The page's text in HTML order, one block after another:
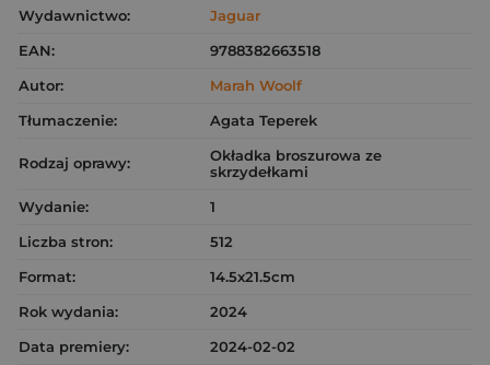
Wydawnictwo:
Jaguar
EAN:
9788382663518
Autor:
Marah Woolf
Tłumaczenie:
Agata Teperek
Rodzaj oprawy:
Okładka broszurowa ze
skrzydełkami
Wydanie:
1
Liczba stron:
512
Format:
14.5x21.5cm
Rok wydania:
2024
Data premiery:
2024-02-02